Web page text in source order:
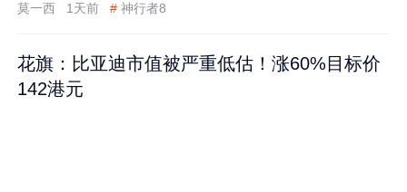
莫一西 1天前 # 神行者8
花旗：比亚迪市值被严重低估！涨60%目标价
142港元